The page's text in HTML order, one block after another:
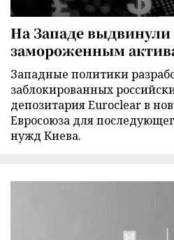
На Западе
замороженным
Западные политики
заблокированных
депозитария Euroclear в
Евросоюза для
нужд Киева.